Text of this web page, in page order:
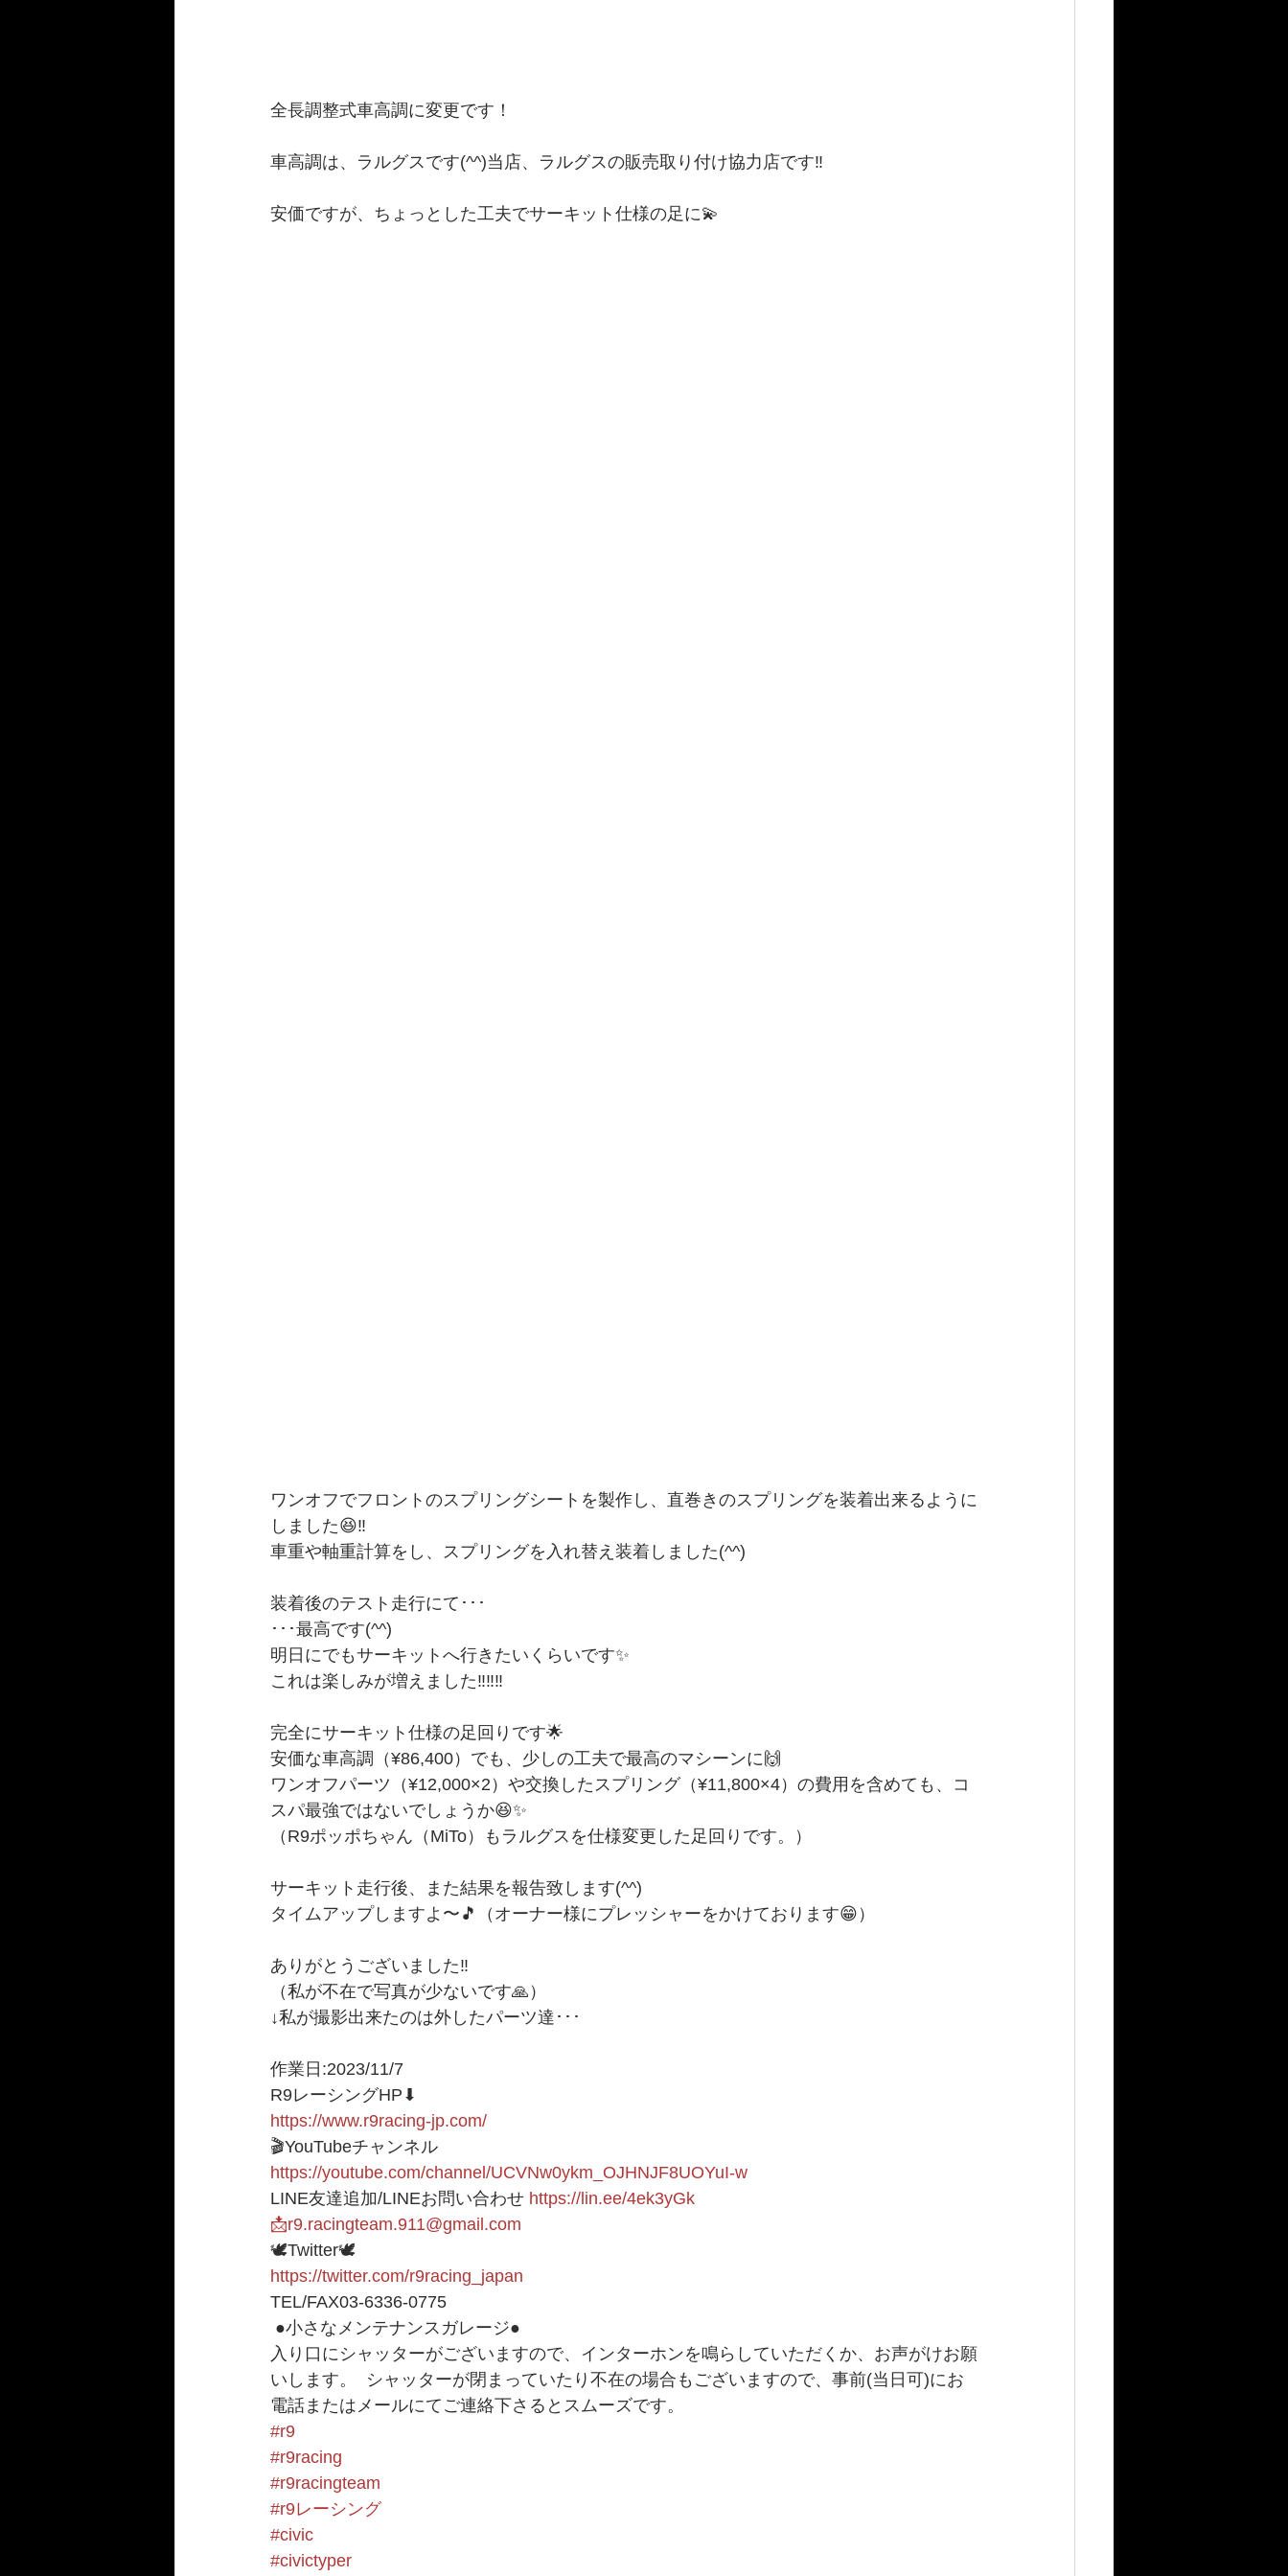
全長調整式車高調に変更です！
車高調は、ラルグスです(^^)当店、ラルグスの販売取り付け協力店です‼️
安価ですが、ちょっとした工夫でサーキット仕様の足に💫
ワンオフでフロントのスプリングシートを製作し、直巻きのスプリングを装着出来るように
しました😆‼️
車重や軸重計算をし、スプリングを入れ替え装着しました(^^)
装着後のテスト走行にて･･･
･･･最高です(^^)
明日にでもサーキットへ行きたいくらいです✨
これは楽しみが増えました‼️‼️‼️
完全にサーキット仕様の足回りです🌟
安価な車高調（¥86,400）でも、少しの工夫で最高のマシーンに🙌
ワンオフパーツ（¥12,000×2）や交換したスプリング（¥11,800×4）の費用を含めても、コ
スパ最強ではないでしょうか😆✨
（R9ポッポちゃん（MiTo）もラルグスを仕様変更した足回りです。）
サーキット走行後、また結果を報告致します(^^)
タイムアップしますよ〜🎵（オーナー様にプレッシャーをかけております😁）
ありがとうございました‼️
（私が不在で写真が少ないです🙏）
↓私が撮影出来たのは外したパーツ達･･･
作業日:2023/11/7
R9レーシングHP⬇︎
https://www.r9racing-jp.com/
🎬YouTubeチャンネル
https://youtube.com/channel/UCVNw0ykm_OJHNJF8UOYuI-w
LINE友達追加/LINEお問い合わせ https://lin.ee/4ek3yGk
📩r9.racingteam.911@gmail.com
🕊Twitter🕊
https://twitter.com/r9racing_japan
TEL/FAX03-6336-0775
●小さなメンテナンスガレージ●
入り口にシャッターがございますので、インターホンを鳴らしていただくか、お声がけお願
いします。  シャッターが閉まっていたり不在の場合もございますので、事前(当日可)にお
電話またはメールにてご連絡下さるとスムーズです。
#r9
#r9racing
#r9racingteam
#r9レーシング
#civic
#civictyper